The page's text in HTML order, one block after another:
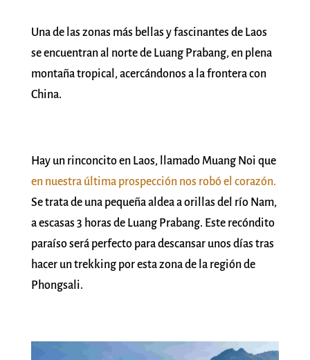
Una de las zonas más bellas y fascinantes de Laos
se encuentran al norte de Luang Prabang, en plena
montaña tropical, acercándonos a la frontera con
China.
Hay un rinconcito en Laos, llamado Muang Noi que
en nuestra última prospección nos robó el corazón.
Se trata de una pequeña aldea a orillas del río Nam,
a escasas 3 horas de Luang Prabang. Este recóndito
paraíso será perfecto para descansar unos días tras
hacer un trekking por esta zona de la región de
Phongsali.